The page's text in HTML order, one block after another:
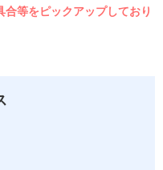
等をピックアップしており